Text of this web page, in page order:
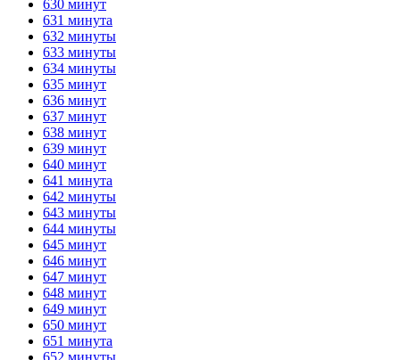
630 минут
631 минута
632 минуты
633 минуты
634 минуты
635 минут
636 минут
637 минут
638 минут
639 минут
640 минут
641 минута
642 минуты
643 минуты
644 минуты
645 минут
646 минут
647 минут
648 минут
649 минут
650 минут
651 минута
652 минуты